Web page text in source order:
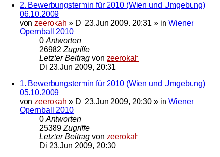
2. Bewerbungstermin für 2010 (Wien und Umgebung)
06.10.2009
von zeerokah » Di 23.Jun 2009, 20:31 » in Wiener
Opernball 2010
0 Antworten
26982 Zugriffe
Letzter Beitrag von zeerokah
Di 23.Jun 2009, 20:31
1. Bewerbungstermin für 2010 (Wien und Umgebung)
05.10.2009
von zeerokah » Di 23.Jun 2009, 20:30 » in Wiener
Opernball 2010
0 Antworten
25389 Zugriffe
Letzter Beitrag von zeerokah
Di 23.Jun 2009, 20:30